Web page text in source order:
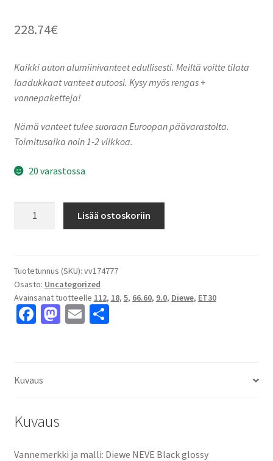
228.74€
Kaikki auton alumiinivanteet edullisesti. Meiltä voitte tilata
laadukkaat vanteet autoosi. Kysy myös rengas +
vannepaketteja!
Nämä vanteet tulee suoraan Euroopan päävarastolta.
Toimitusaika noin 1-2 viikkoa.
20 varastossa
9.0x18"
5x112
ET30
keskireikä:66.60
Lisää ostoskoriin
Tuotetunnus (SKU): vv174777
Osasto: Uncategorized
Avainsanat tuotteelle 112, 18, 5, 66.60, 9.0, Diewe, ET30
Fa
o
M E S
Kuvaus
Kuvaus
Vannemerkki ja malli: Diewe NEVE Black glossy